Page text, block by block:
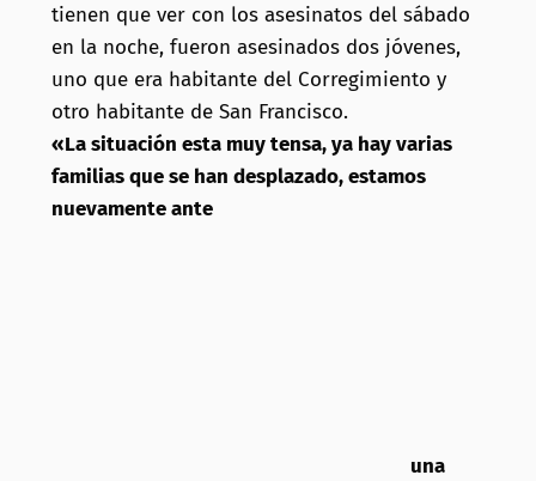
tienen que ver con los asesinatos del sábado
en la noche, fueron asesinados dos jóvenes,
uno que era habitante del Corregimiento y
otro habitante de San Francisco.
«La situación esta muy tensa, ya hay varias
familias que se han desplazado, estamos
nuevamente ante
una